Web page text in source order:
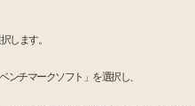
します。
チマークソフト」を選択し、